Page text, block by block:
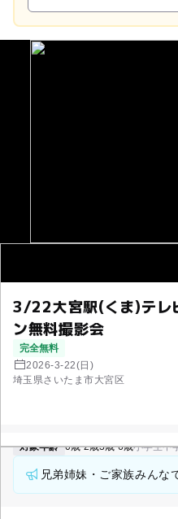
3/22大宮駅(くま)テレ
ン無料撮影会
完全無料
2026-3-22(日)
埼玉県さいたま市大宮区
対象年齢 0歳-2歳3歳-6歳小学生中
兄弟姉妹・ご家族みんな